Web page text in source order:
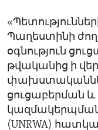
Պաղեստինի
օգնություն
թվականից ի
ցուցաբերման
կազմակերպման
(UNRWA)